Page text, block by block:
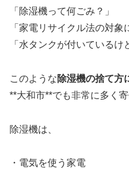
「除湿機って何ごみ？」
「家電リサイクル法の対象
「水タンクが付いているけ
このような除湿機の捨て方
**大和市**でも非常に多く寄
除湿機は、
・電気を使う家電